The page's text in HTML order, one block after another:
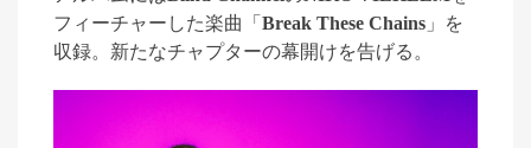
フィーチャーした楽曲
「 Break These Chains 」
を
収録。新たなチャプターの幕開けを告げる。